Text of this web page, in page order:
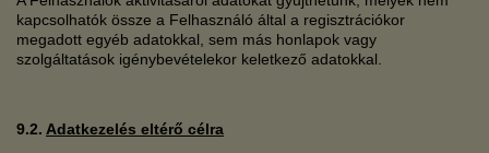
kapcsolhatók össze a Felhasználó által a regisztrációkor
megadott egyéb adatokkal, sem más honlapok vagy
szolgáltatások igénybevételekor keletkező adatokkal.
9.2. Adatkezelés eltérő célra